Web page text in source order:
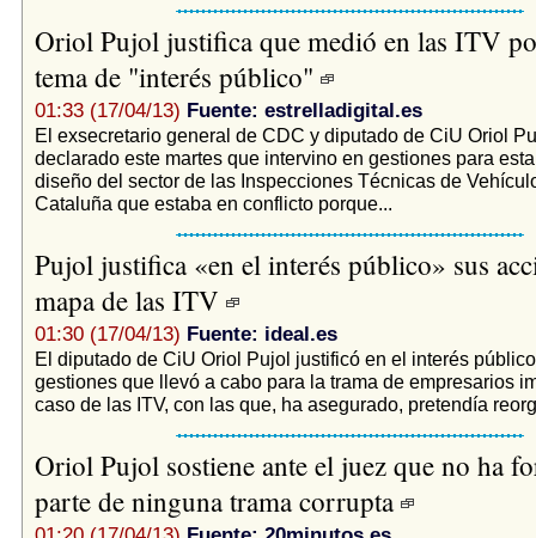
Oriol Pujol justifica que medió en las ITV
tema de "interés público"
01:33 (17/04/13) Fuente: estrelladigital.es
El exsecretario general de CDC y diputado de CiU Oriol
declarado este martes que intervino en gestiones para
diseño del sector de las Inspecciones Técnicas de
Cataluña que estaba en conflicto porque...
Pujol justifica «en el interés público» sus
mapa de las ITV
01:30 (17/04/13) Fuente: ideal.es
El diputado de CiU Oriol Pujol justificó en el interés
gestiones que llevó a cabo para la trama de empresarios
caso de las ITV, con las que, ha asegurado, pretendía
Oriol Pujol sostiene ante el juez que no ha
parte de ninguna trama corrupta